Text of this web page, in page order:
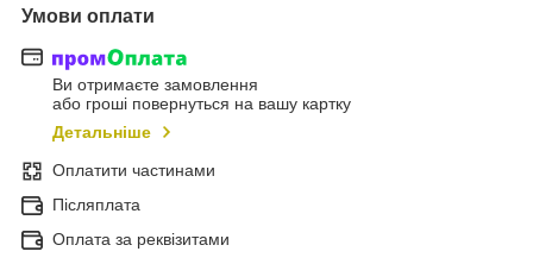
Умови оплати
Ви отримаєте замовлення
або гроші повернуться на вашу картку
Детальніше
Оплатити частинами
Післяплата
Оплата за реквізитами